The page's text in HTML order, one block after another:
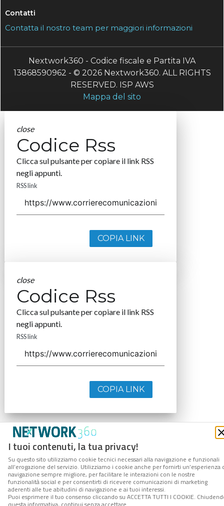
I tuoi contenuti, la tua privacy!
Su questo sito utilizziamo cookie tecnici necessari alla navigazione e funzionali
all’erogazione del servizio. Utilizziamo i cookie anche per fornirti un’esperienza
navigazione sempre migliore, per facilitare le interazioni con le nostre
funzionalità social e per consentirti di ricevere comunicazioni di marketing
aderenti alle tue abitudini di navigazione e ai tuoi interessi.
Puoi esprimere il tuo consenso cliccando su ACCETTA TUTTI I COOKIE.
Contatti
Contatta il nostro team per maggiori informazioni
Nextwork360 - Codice fiscale e Partita IVA
13868590962 - © 2026 Nextwork360. ALL RIGHTS
RESERVED. ISP AWS
Mappa del sito
close
Codice Rss
Clicca sul pulsante per copiare il link RSS
negli appunti.
RSS link
COPIA LINK
close
Codice Rss
Clicca sul pulsante per copiare il link RSS
negli appunti.
RSS link
COPIA LINK